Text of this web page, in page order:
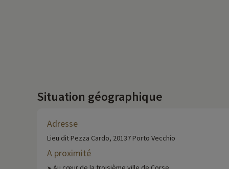
Situation géographique
Adresse
Lieu dit Pezza Cardo, 20137 Porto Vecchio
A proximité